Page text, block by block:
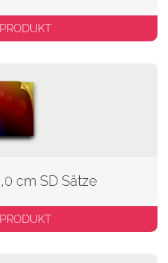
cm SD Sätze